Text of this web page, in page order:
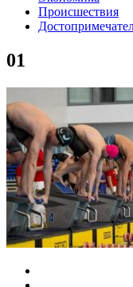
Происшествия
01